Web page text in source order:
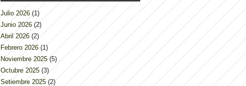
Julio 2026 (1)
Junio 2026 (2)
Abril 2026 (2)
Febrero 2026 (1)
Noviembre 2025 (5)
Octubre 2025 (3)
Setiembre 2025 (2)